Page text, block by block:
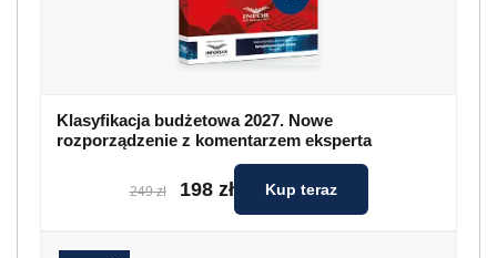
Klasyfikacja budżetowa 2027. Nowe
rozporządzenie z komentarzem eksperta
249 zł 198 zł Kup teraz